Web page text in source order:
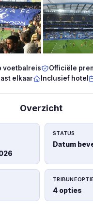
voetbalreis
Officiële
elkaar
Inclusief hotel
Overzicht
STATUS
Datum
4 opties